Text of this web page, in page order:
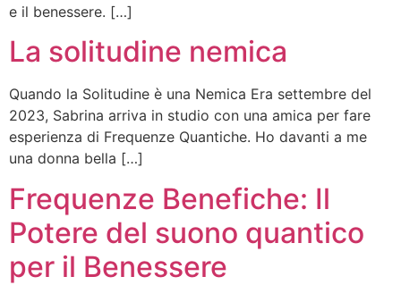
e il benessere. […]
La solitudine nemica
Quando la Solitudine è una Nemica Era settembre del
2023, Sabrina arriva in studio con una amica per fare
esperienza di Frequenze Quantiche. Ho davanti a me
una donna bella […]
Frequenze Benefiche: Il
Potere del suono quantico
per il Benessere